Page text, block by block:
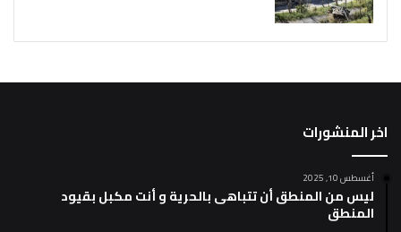
اخر المنشورات
أغسطس 10, 2025
ليس من المنطق أن تتباهى بالحرية و أنت مكبل بقيود
المنطق